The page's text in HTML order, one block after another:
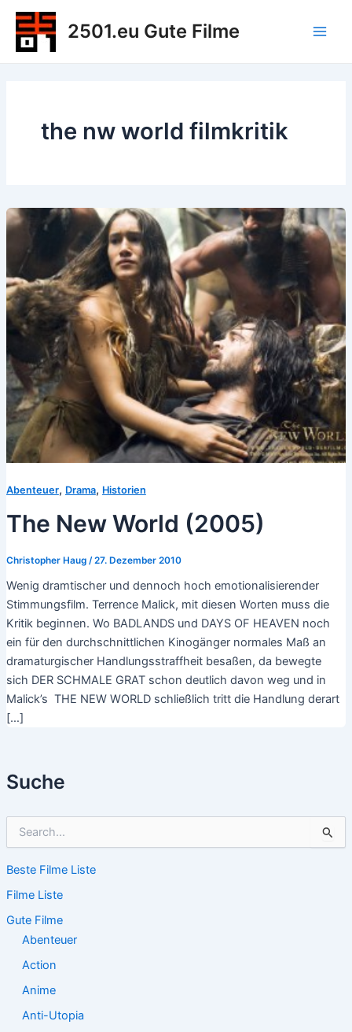
Zum
Inhalt
springen
2501.eu Gute Filme
Suche
h
n
n
Beste Filme Liste
Filme Liste
Gute Filme
Abenteuer
Action
Anime
Anti-Utopia
the nw world filmkritik
Abenteuer, Drama, Historien
The New World (2005)
Christopher Haug /27. Dezember 2010
Wenig dramtischer und dennoch hoch emotionalisierender
Stimmungsfilm. Terrence Malick, mit diesen Worten muss die
Kritik beginnen. Wo BADLANDS und DAYS OF HEAVEN noch
ein für den durchschnittlichen Kinogänger normales Maß an
dramaturgischer Handlungsstraffheit besaßen, da bewegte
sich DER SCHMALE GRAT schon deutlich davon weg und in
Malick’s THE NEW WORLD schließlich tritt die Handlung derart
[…]